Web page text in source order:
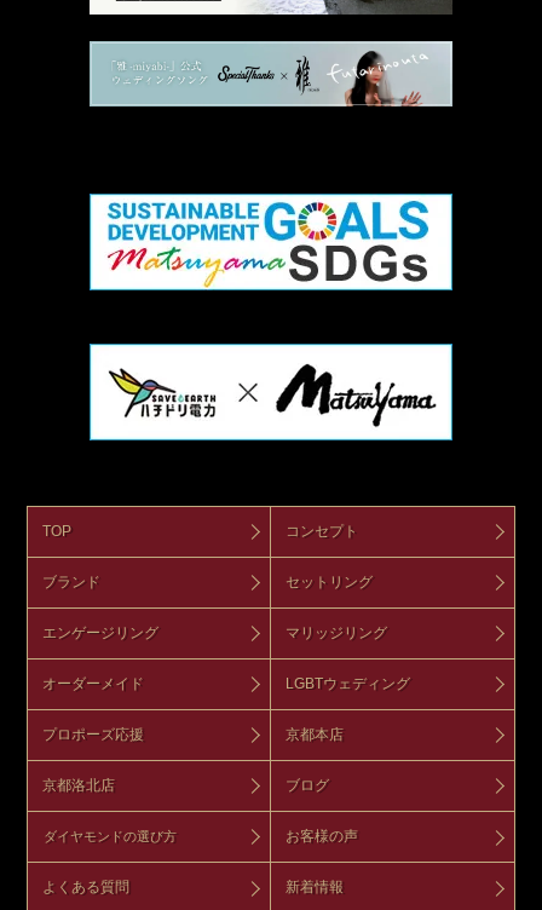
TOP コンセプト
ブランド セットリング
エンゲージリング マリッジリング
オーダーメイド LGBTウェディング
プロポーズ応援 京都本店
京都洛北店 ブログ
ダイヤモンドの選び方 お客様の声
よくある質問 新着情報